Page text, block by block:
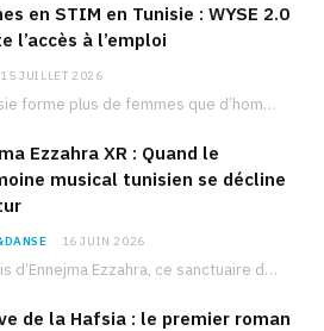
en STIM en Tunisie : WYSE 2.0
l’accès à l’emploi
15 JUILLET 2026
La Tunisie forme plus de femmes que d’hommes dans les filières scientifiques. Pourtant, pour beaucoup…
Ezzahra XR : Quand le
musical tunisien se décline
16 JUIN 2026
Le palais d’Ennejma Ezzahra, ce sanctuaire de la musique tunisienne et méditerranéenne construit par le…
de la Hafsia : le premier roman